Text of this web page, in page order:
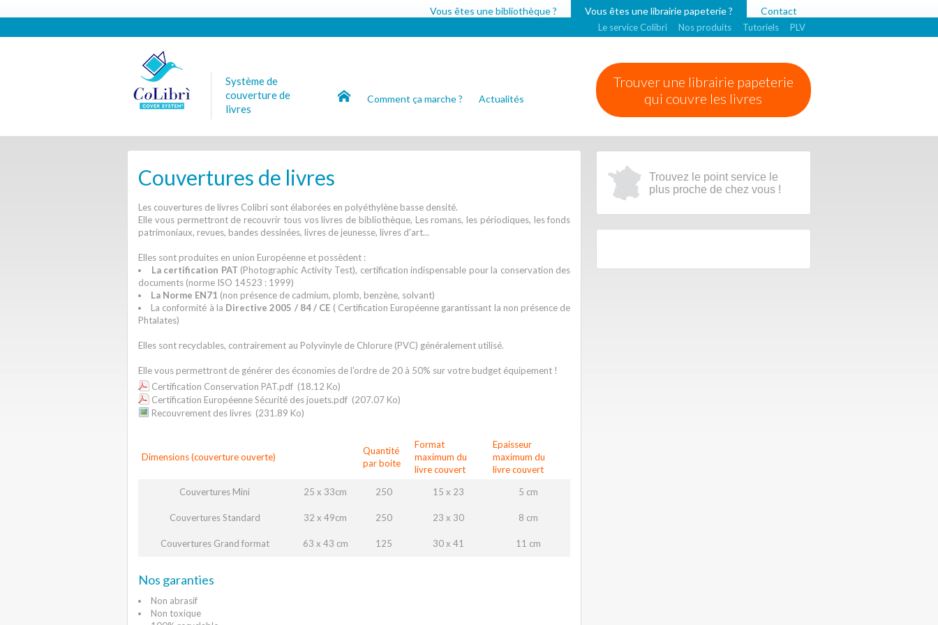
Vous êtes une bibliothèque ? Vous êtes une librairie papeterie ? Contact
Le service Colibri Nos produits Tutoriels PLV
Système de
couverture de
livres
Comment ça marche ? Actualités
Couvertures de livres
Les couvertures de livres Colibri sont élaborées en polyéthylène basse densité.
Elle vous permettront de recouvrir tous vos livres de bibliothèque, Les romans, les périodiques, les fonds
patrimoniaux, revues, bandes dessinées, livres de jeunesse, livres d'art...
Elles sont produites en union Européenne et possèdent :
La certification PAT (Photographic Activity Test), certification indispensable pour la conservation des
documents (norme ISO 14523 : 1999)
La Norme EN71 (non présence de cadmium, plomb, benzène, solvant)
La conformité à la Directive 2005 / 84 / CE ( Certification Européenne garantissant la non présence de
Phtalates)
Elles sont recyclables, contrairement au Polyvinyle de Chlorure (PVC) généralement utilisé.
Elle vous permettront de générer des économies de l'ordre de 20 à 50% sur votre budget équipement !
Certification Conservation PAT.pdf (18.12 Ko)
Certification Européenne Sécurité des jouets.pdf (207.07 Ko)
Recouvrement des livres (231.89 Ko)
Dimensions (couverture ouverte)
Quantité
par boite
Format
maximum du
livre couvert
Epaisseur
maximum du
livre couvert
Couvertures Mini
25 x 33cm 250 15 x 23 5 cm
Couvertures Standard 32 x 49cm 250 23 x 30 8 cm
Couvertures Grand format 63 x 43 cm 125 30 x 41 11 cm
Nos garanties
Non abrasif
Non toxique
Trouver une librairie papeterie
qui couvre les livres
Trouvez le point service le
plus proche de chez vous !